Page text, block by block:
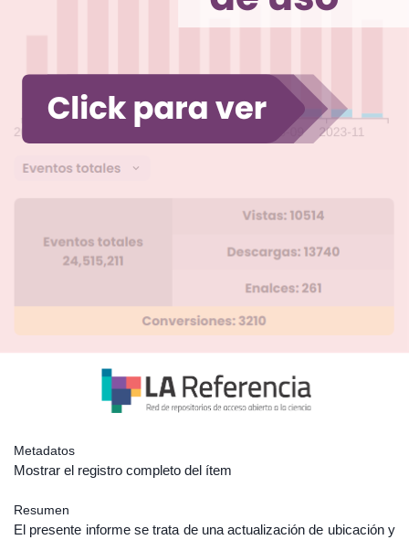
Metadatos
Mostrar el registro completo del ítem
Resumen
El presente informe se trata de una actualización de ubicación y